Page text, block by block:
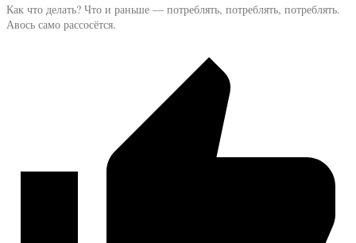
Как что делать? Что и раньше — потреблять, потреблять, потреблять.
Авось само рассосётся.